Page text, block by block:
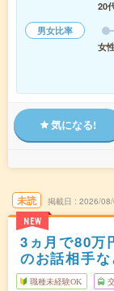
20
男女比率
女
気になる!
未読
NEW
掲載日 2026/
3ヵ月で80万
のお話相手な
職種未経験OK